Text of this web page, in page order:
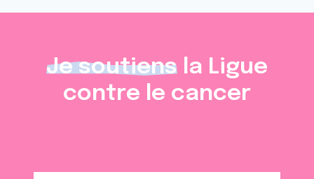
Je soutiens la Ligue
contre le cancer